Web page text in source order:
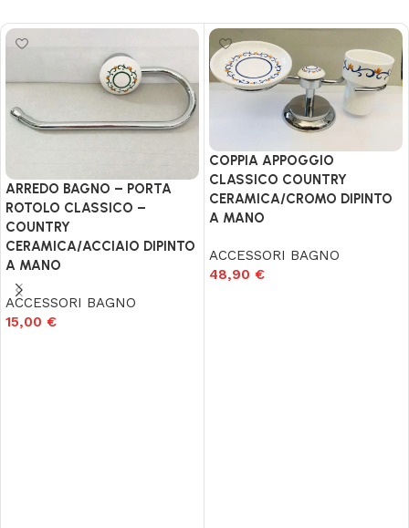
ARREDO BAGNO – PORTA
ROTOLO CLASSICO –
COUNTRY
CERAMICA/ACCIAIO DIPINTO
A MANO
ACCESSORI BAGNO
15,00 €
COPPIA APPOGGIO
CLASSICO COUNTRY
CERAMICA/CROMO DIPINTO
A MANO
ACCESSORI BAGNO
48,90 €